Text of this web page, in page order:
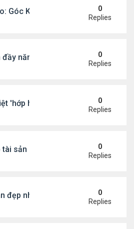
Góc Khuất Của Căn Bệnh Đoạt
0
Replies
năng lượng tại Mỹ
0
Replies
'hớp hồn' thực khách Mỹ
0
Replies
sản của dv Đức Tiến
0
Replies
đẹp như búp bê bỏ showbiz lấy
0
Replies